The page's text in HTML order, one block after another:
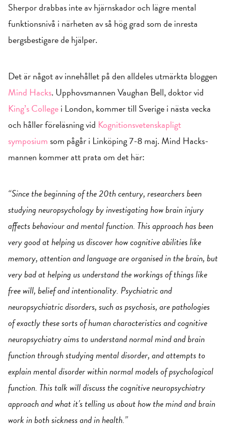
Sherpor drabbas inte av hjärnskador och lägre mental
funktionsnivå i närheten av så hög grad som de inresta
bergsbestigare de hjälper.
Det är något av innehållet på den alldeles utmärkta bloggen
Mind Hacks. Upphovsmannen Vaughan Bell, doktor vid
King’s Collegei London, kommer till Sverige i nästa vecka
och håller föreläsning vid Kognitionsvetenskapligt
symposiumsom pågår i Linköping 7-8 maj. Mind Hacks-
mannen kommer att prata om det här:
“Since the beginning of the 20th century, researchers been
studying neuropsychology by investigating how brain injury
affects behaviour and mental function. This approach has been
very good at helping us discover how cognitive abilities like
memory, attention and language are organised in the brain, but
very bad at helping us understand the workings of things like
free will, belief and intentionality. Psychiatric and
neuropsychiatric disorders, such as psychosis, are pathologies
of exactly these sorts of human characteristics and cognitive
neuropsychiatry aims to understand normal mind and brain
function through studying mental disorder, and attempts to
explain mental disorder within normal models of psychological
function. This talk will discuss the cognitive neuropsychiatry
approach and what it’s telling us about how the mind and brain
work in both sickness and in health.”